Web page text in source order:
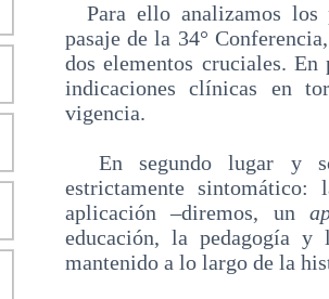
Para ello analizamos los
pasaje de la 34°
dos elementos cruciales.
indicaciones clínicas en
vigencia.
En segundo lugar y
estrictamente
aplicación ‒diremos, un
educación, la pedagogía
mantenido a lo largo de la